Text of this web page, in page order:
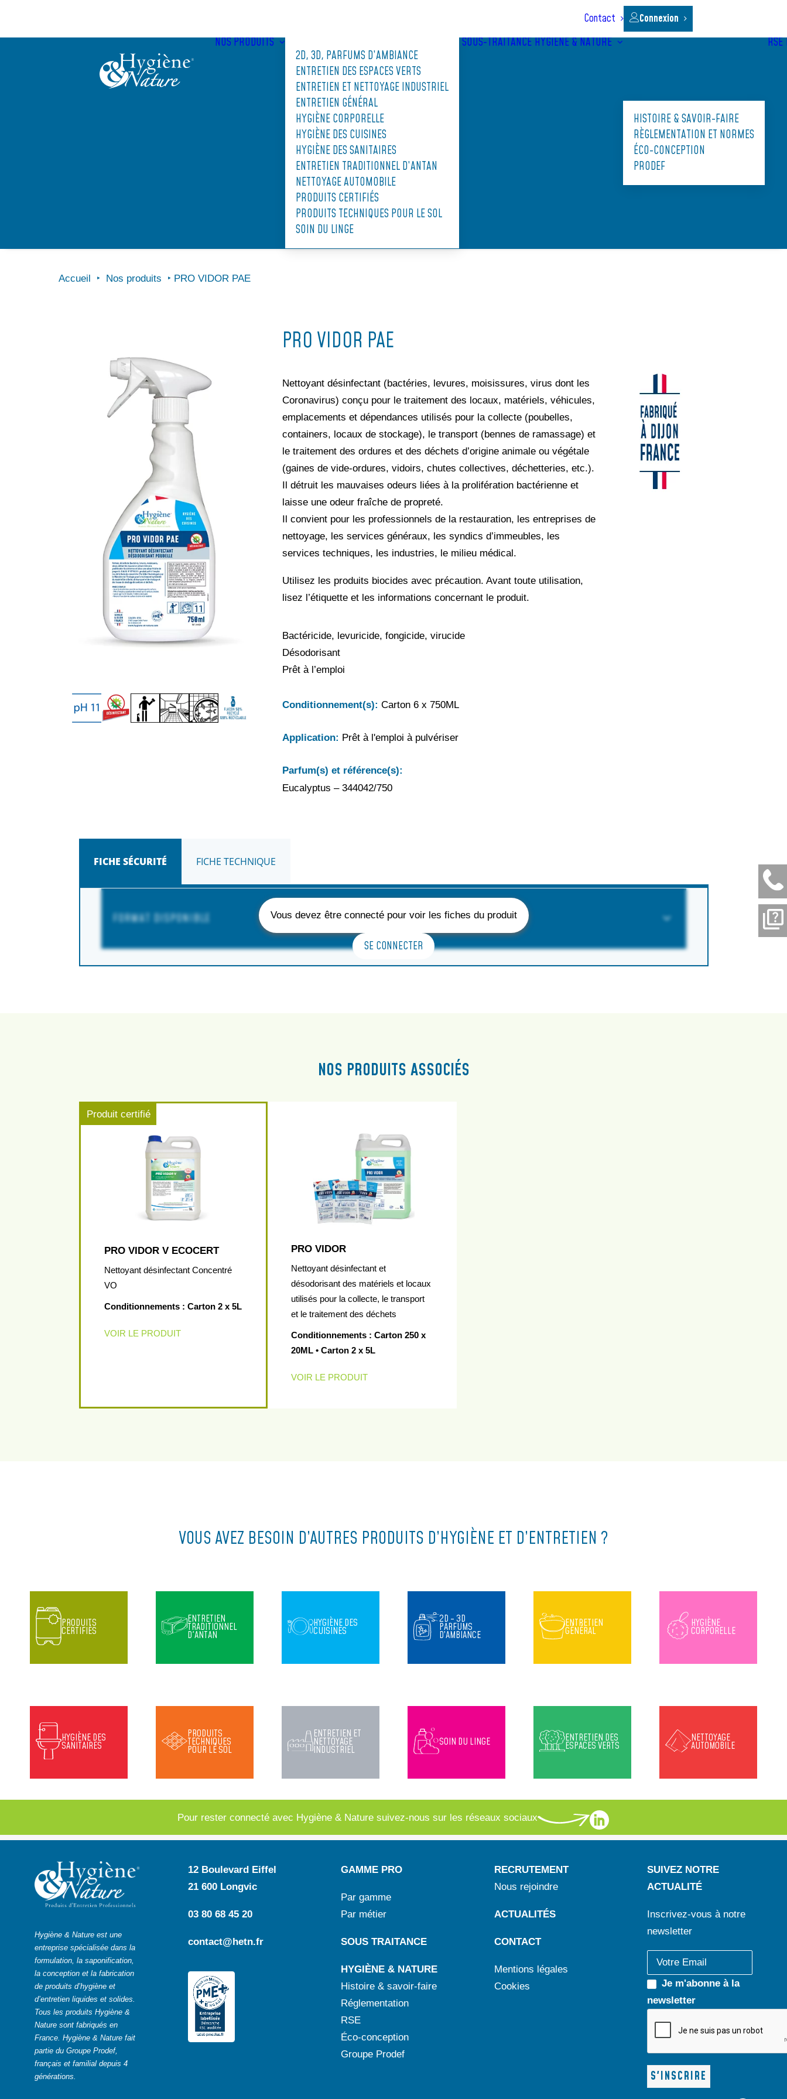
Contact Connexion
NOS PRODUITS
2D, 3D, PARFUMS D’AMBIANCE
ENTRETIEN DES ESPACES VERTS
ENTRETIEN ET NETTOYAGE INDUSTRIEL
ENTRETIEN GÉNÉRAL
HYGIÈNE CORPORELLE
HYGIÈNE DES CUISINES
HYGIÈNE DES SANITAIRES
ENTRETIEN TRADITIONNEL D’ANTAN
NETTOYAGE AUTOMOBILE
PRODUITS CERTIFIÉS
PRODUITS TECHNIQUES POUR LE SOL
SOIN DU LINGE
SOUS-TRAITANCEHYGIÈNE & NATURE
HISTOIRE & SAVOIR-FAIRE
RÈGLEMENTATION ET NORMES
ÉCO-CONCEPTION
PRODEF
RSE
Accueil Nos produits PRO VIDOR PAE
PRO VIDOR PAE
Nettoyant désinfectant (bactéries, levures, moisissures, virus dont les
Coronavirus) conçu pour le traitement des locaux, matériels, véhicules,
emplacements et dépendances utilisés pour la collecte (poubelles,
containers, locaux de stockage), le transport (bennes de ramassage) et
le traitement des ordures et des déchets d’origine animale ou végétale
(gaines de vide-ordures, vidoirs, chutes collectives, déchetteries, etc.).
Il détruit les mauvaises odeurs liées à la prolifération bactérienne et
laisse une odeur fraîche de propreté.
Il convient pour les professionnels de la restauration, les entreprises de
nettoyage, les services généraux, les syndics d’immeubles, les
services techniques, les industries, le milieu médical.
Utilisez les produits biocides avec précaution. Avant toute utilisation,
lisez l’étiquette et les informations concernant le produit.
Bactéricide, levuricide, fongicide, virucide
Désodorisant
Prêt à l’emploi
Conditionnement(s): Carton 6 x 750ML
Application: Prêt à l'emploi à pulvériser
Parfum(s) et référence(s):
Eucalyptus – 344042/750
FICHE SÉCURITÉ FICHE TECHNIQUE
FORMAT DISPONIBLE Vous devez être connecté pour voir les fiches du produit
SE CONNECTER
NOS PRODUITS ASSOCIÉS
Produit certifié
PRO VIDOR V ECOCERT
Nettoyant désinfectant Concentré
VO
Conditionnements : Carton 2 x 5L
VOIR LE PRODUIT
PRO VIDOR
Nettoyant désinfectant et
désodorisant des matériels et locaux
utilisés pour la collecte, le transport
et le traitement des déchets
Conditionnements : Carton 250 x
20ML • Carton 2 x 5L
VOIR LE PRODUIT
VOUS AVEZ BESOIN D’AUTRES PRODUITS D’HYGIÈNE ET D’ENTRETIEN ?
PRODUITS
CERTIFIÉS
ENTRETIEN
TRADITIONNEL
D'ANTAN
HYGIÈNE DES
CUISINES
2D - 3D
PARFUMS
D’AMBIANCE
ENTRETIEN
GÉNÉRAL
HYGIÈNE
CORPORELLE
HYGIÈNE DES
SANITAIRES
PRODUITS
TECHNIQUES
POUR LE SOL
ENTRETIEN ET
NETTOYAGE
INDUSTRIEL
SOIN DU LINGE ENTRETIEN DES
ESPACES VERTS
NETTOYAGE
AUTOMOBILE
Pour rester connecté avec Hygiène & Nature suivez-nous sur les réseaux sociaux
Hygiène & Nature est une
entreprise spécialisée dans la
formulation, la saponification,
la conception et la fabrication
de produits d’hygiène et
d’entretien liquides et solides.
Tous les produits Hygiène &
Nature sont fabriqués en
France. Hygiène & Nature fait
partie du Groupe Prodef,
français et familial depuis 4
générations.
12 Boulevard Eiffel
21 600 Longvic
03 80 68 45 20
contact@hetn.fr
GAMME PRO
Par gamme
Par métier
SOUS TRAITANCE
HYGIÈNE & NATURE
Histoire & savoir-faire
Réglementation
RSE
Éco-conception
Groupe Prodef
RECRUTEMENT
Nous rejoindre
ACTUALITÉS
CONTACT
Mentions légales
Cookies
SUIVEZ NOTRE
ACTUALITÉ
Inscrivez-vous à notre
newsletter
Je m'abonne à la
newsletter